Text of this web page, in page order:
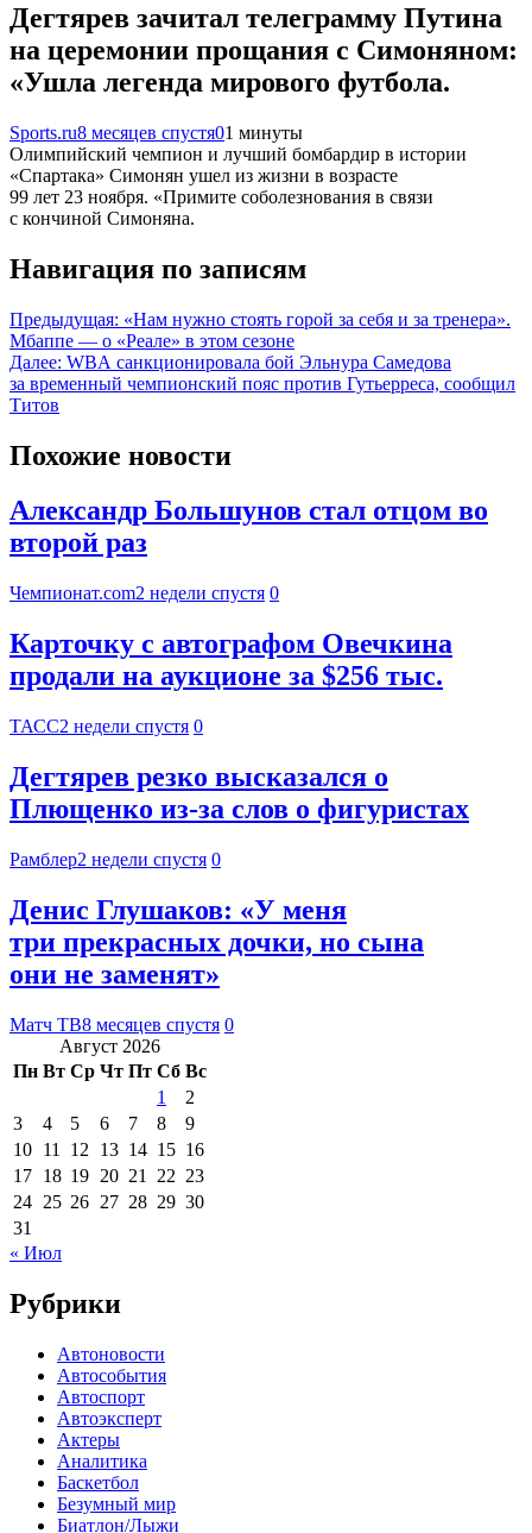
Дегтярев зачитал телеграмму Путина
на церемонии прощания с Симоняном:
«Ушла легенда мирового футбола.
Sports.ru8 месяцев спустя01 минуты
Олимпийский чемпион и лучший бомбардир в истории
«Спартака» Симонян ушел из жизни в возрасте
99 лет 23 ноября. «Примите соболезнования в связи
с кончиной Симоняна.
Навигация по записям
Предыдущая: «Нам нужно стоять горой за себя и за тренера».
Мбаппе — о «Реале» в этом сезоне
Далее: WBA санкционировала бой Эльнура Самедова
за временный чемпионский пояс против Гутьерреса, сообщил
Титов
Похожие новости
Александр Большунов стал отцом во
второй раз
Чемпионат.com2 недели спустя 0
Карточку с автографом Овечкина
продали на аукционе за $256 тыс.
ТАСС2 недели спустя 0
Дегтярев резко высказался о
Плющенко из-за слов о фигуристах
Рамблер2 недели спустя 0
Денис Глушаков: «У меня
три прекрасных дочки, но сына
они не заменят»
Матч ТВ8 месяцев спустя 0
Август 2026
Пн Вт Ср Чт Пт Сб Вс
1
2
3
4 5 6 7 8
9
10 11 12 13 14 15 16
17 18 19 20 21 22 23
24 25 26 27 28 29 30
31
« Июл
Рубрики
Автоновости
Автособытия
Автоспорт
Автоэксперт
Актеры
Аналитика
Баскетбол
Безумный мир
Биатлон/Лыжи